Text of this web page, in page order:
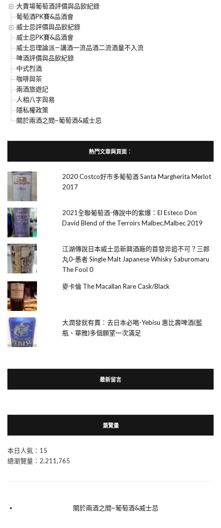
大賣場葡萄酒評價與品飲紀錄
葡萄酒PK賽&品酒會
威士忌評價與品飲紀錄
威士忌PK賽&品酒會
威士忌理論派—講酒一流品酒二流酒量不入流
啤酒評價與品飲紀錄
中式烈酒
咖啡與茶
兩酒旅遊記
人相八字與易
隱私權政策
關於兩酒之間~葡萄酒&威士忌
熱門文章與頁面︰
2020 Costco好市多葡萄酒 Santa Margherita Merlot
2017
2021全聯葡萄酒-傳說中的紫爆：El Esteco Don
David Blend of the Terroirs Malbec.Malbec 2019
江湖傳說日本威士忌新興酒廠的首發非追不可？三郎
丸0-愚者 Single Malt Japanese Whisky Saburomaru
The Fool 0
麥卡倫 The Macallan Rare Cask/Black
大潤發就有賣：去日本必喝-Yebisu 惠比壽啤酒(藍
瓶、華雅)多個願望一次滿足
最新留言
瀏覽量
本日人氣：15
總瀏覽量：2,211,765
關於兩酒之間~葡萄酒&威士忌